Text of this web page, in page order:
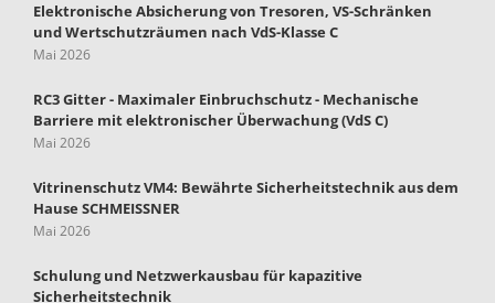
Elektronische Absicherung von Tresoren, VS-Schränken
und Wertschutzräumen nach VdS-Klasse C
Mai 2026
RC3 Gitter - Maximaler Einbruchschutz - Mechanische
Barriere mit elektronischer Überwachung (VdS C)
Mai 2026
Vitrinenschutz VM4: Bewährte Sicherheitstechnik aus dem
Hause SCHMEISSNER
Mai 2026
Schulung und Netzwerkausbau für kapazitive
Sicherheitstechnik